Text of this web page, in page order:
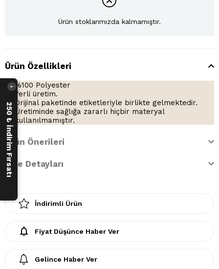
Ürün stoklarımızda kalmamıştır.
Ürün Özellikleri
%100 Polyester
Yerli üretim.
Orijinal paketinde etiketleriyle birlikte gelmektedir.
Üretiminde sağlığa zararlı hiçbir materyal
kullanılmamıştır.
Ürün Önerileri
İade Detayları
İndirimli Ürün
Fiyat Düşünce Haber Ver
Gelince Haber Ver
250 ₺ İndirim Fırsatı
›